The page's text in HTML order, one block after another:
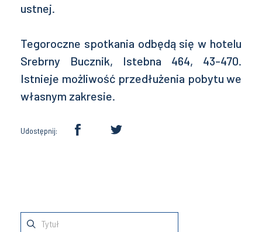
ustnej.
Tegoroczne spotkania odbędą się w hotelu
Srebrny Bucznik, Istebna 464, 43-470.
Istnieje możliwość przedłużenia pobytu we
własnym zakresie.
Udostępnij: